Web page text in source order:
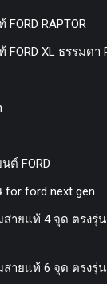
RAPTOR
XL ธรรมดา
ต์ FORD
ford next gen
ายแท้ 4 จุด ตรงรุ่น
ายแท้ 6 จุด ตรงรุ่น